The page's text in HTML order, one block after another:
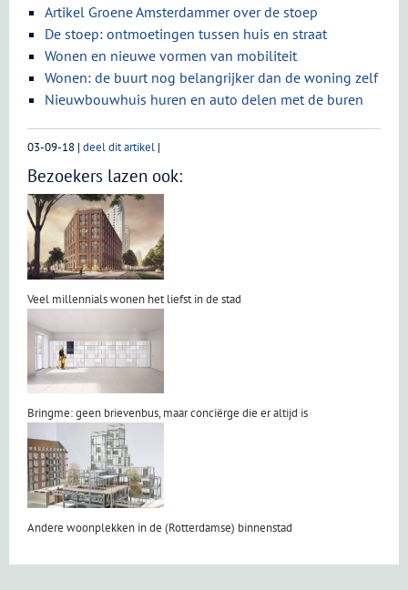
Artikel Groene Amsterdammer over de stoep
De stoep: ontmoetingen tussen huis en straat
Wonen en nieuwe vormen van mobiliteit
Wonen: de buurt nog belangrijker dan de woning zelf
Nieuwbouwhuis huren en auto delen met de buren
03-09-18 | deel dit artikel |
Bezoekers lazen ook:
Veel millennials wonen het liefst in de stad
Bringme: geen brievenbus, maar conciërge die er altijd is
Andere woonplekken in de (Rotterdamse) binnenstad